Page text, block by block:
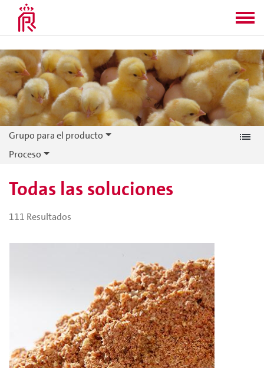
Grupo para el producto
Proceso
Todas las soluciones
111 Resultados